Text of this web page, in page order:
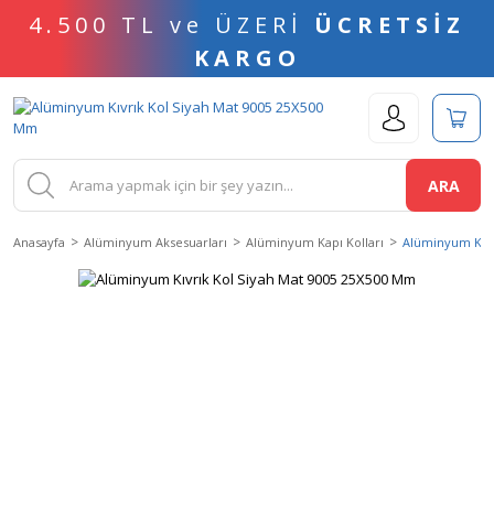
4.500 TL ve ÜZERİ ÜCRETSİZ
KARGO
ARA
Anasayfa Alüminyum Aksesuarları Alüminyum Kapı Kolları Alüminyum